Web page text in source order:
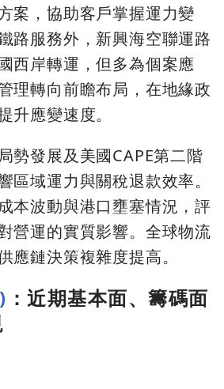
案，協助客戶掌握運力變
路服務外，新興海空聯運路
西岸轉運，但多為個案應
理轉向前瞻布局，在地緣政
升應變速度。
勢發展及美國CAPE第二階
區域運力與關稅退款效率。
本波動與港口壅塞情況，評
營運的實質影響。全球物流
應鏈決策複雜度提高。
：近期基本面、籌碼面